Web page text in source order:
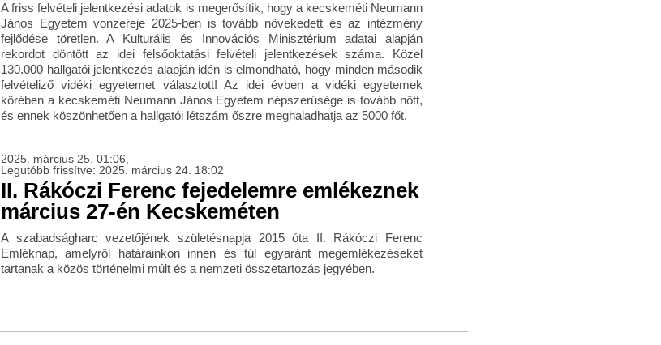
A friss felvételi jelentkezési adatok is megerősítik, hogy a kecskeméti Neumann
János Egyetem vonzereje 2025-ben is tovább növekedett és az intézmény
fejlődése töretlen. A Kulturális és Innovációs Minisztérium adatai alapján
rekordot döntött az idei felsőoktatási felvételi jelentkezések száma. Közel
130.000 hallgatói jelentkezés alapján idén is elmondható, hogy minden második
felvételiző vidéki egyetemet választott! Az idei évben a vidéki egyetemek
körében a kecskeméti Neumann János Egyetem népszerűsége is tovább nőtt,
és ennek köszönhetően a hallgatói létszám őszre meghaladhatja az 5000 főt.
2025. március 25. 01:06,
Legutóbb frissítve: 2025. március 24. 18:02
II. Rákóczi Ferenc fejedelemre emlékeznek
március 27-én Kecskeméten
A szabadságharc vezetőjének születésnapja 2015 óta II. Rákóczi Ferenc
Emléknap, amelyről határainkon innen és túl egyaránt megemlékezéseket
tartanak a közös történelmi múlt és a nemzeti összetartozás jegyében.